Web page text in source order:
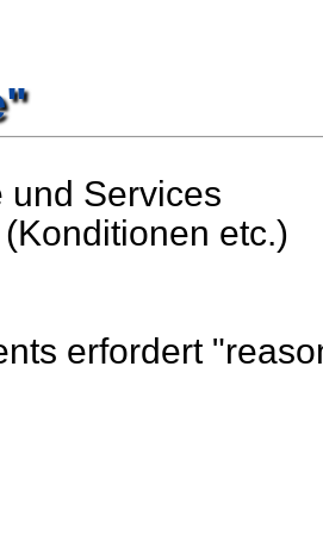
und Services
etc.)
erfordert